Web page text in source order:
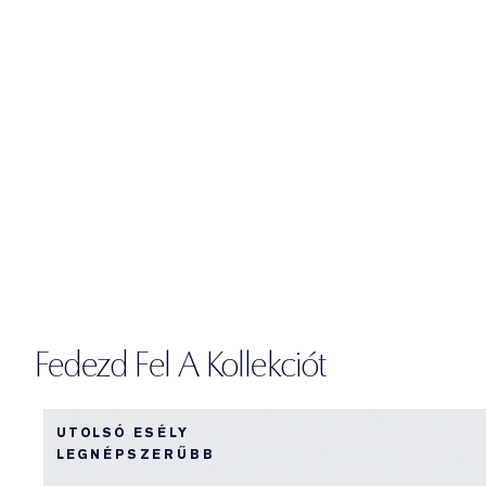
Fedezd Fel A Kollekciót
UTOLSÓ ESÉLY
LEGNÉPSZERŰBB